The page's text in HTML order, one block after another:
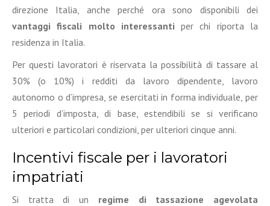
direzione Italia, anche perché ora sono disponibili dei
vantaggi fiscali molto interessanti per chi riporta la
residenza in Italia.
Per questi lavoratori è riservata la possibilità di tassare al
30% (o 10%) i redditi da lavoro dipendente, lavoro
autonomo o d’impresa, se esercitati in forma individuale, per
5 periodi d’imposta, di base, estendibili se si verificano
ulteriori e particolari condizioni, per ulteriori cinque anni.
Incentivi fiscale per i lavoratori
impatriati
Si tratta di un regime di tassazione agevolata